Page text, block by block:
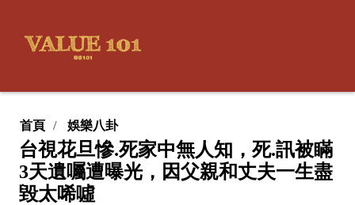
首頁 娛樂八卦
台視花旦慘.死家中無人知，死.訊被瞞
3天遺囑遭曝光，因父親和丈夫一生盡
毀太唏噓